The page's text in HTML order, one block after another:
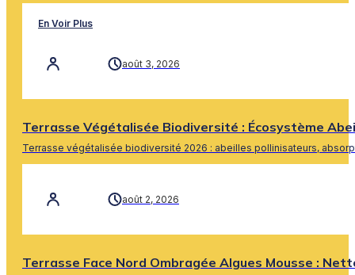
En Voir Plus
août 3, 2026
Terrasse Végétalisée Biodiversité : Écosystème
Terrasse végétalisée biodiversité 2026 : abeilles pollinisateurs,
août 2, 2026
Terrasse Face Nord Ombragée Algues Mousse :